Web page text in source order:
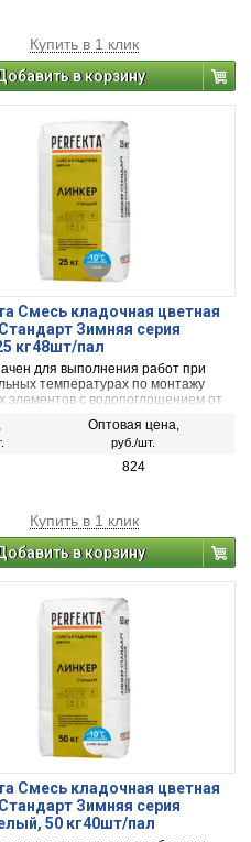
Купить в 1 клик
в корзину
Смесь кладочная цветная
Зимняя серия
кг48шт/пал
для выполнения работ при
температурах по монтажу
элементов с водопоглощением от
керамический кирпич, рядовой
и плотный силикатный кирпич,
блоки из бетона и натурального
Оптовая цена,
руб./шт.
824
Купить в 1 клик
в корзину
Смесь кладочная цветная
Зимняя серия
50 кг40шт/пал